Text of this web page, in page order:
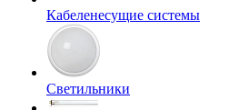
Кабеленесущие системы
Светильники